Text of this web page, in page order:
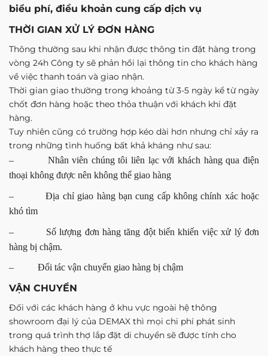
biểu phí, điều khoản cung cấp dịch vụ
THỜI GIAN XỬ LÝ ĐƠN HÀNG
Thông thường sau khi nhận được thông tin đặt hàng trong
vòng 24h Công ty sẽ phản hồi lại thông tin cho khách hàng
về việc thanh toán và giao nhận.
Thời gian giao thường trong khoảng từ 3-5 ngày kể từ ngày
chốt đơn hàng hoặc theo thỏa thuận với khách khi đặt
hàng.
Tuy nhiên cũng có trường hợp kéo dài hơn nhưng chỉ xảy ra
trong những tình huống bất khả kháng như sau:
– Nhân viên chúng tôi liên lạc với khách hàng qua điện
thoại không được nên không thể giao hàng
– Địa chỉ giao hàng bạn cung cấp không chính xác hoặc
khó tìm
– Số lượng đơn hàng tăng đột biến khiến việc xử lý đơn
hàng bị chậm.
– Đối tác vận chuyển giao hàng bị chậm
VẬN CHUYỂN
Đối với các khách hàng ở khu vực ngoài hệ thông
showroom đại lý của DEMAX thì mọi chi phí phát sinh
trong quá trình thợ lắp đặt di chuyển sẽ được tính cho
khách hàng theo thực tế